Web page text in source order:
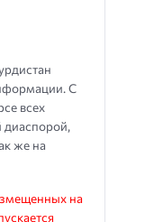
С
всех
диаспорой,
же на
на